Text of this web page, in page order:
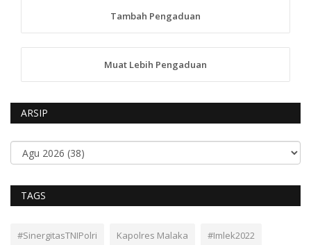
Tambah Pengaduan
Muat Lebih Pengaduan
ARSIP
TAGS
#SinergitasTNIPolri Kapolres Malaka #Imlek2022